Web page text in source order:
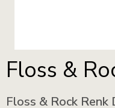
Floss &
Floss & Rock Renk